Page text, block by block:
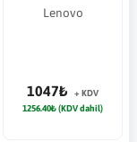
2400dpi siyah
Lenovo
1047₺
+ KDV
1256.40₺ (KDV dahil)